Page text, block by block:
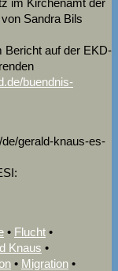
im Kirchenamt der
Sandra Bils
Bericht auf der EKD-
buendnis-
gerald-knaus-es-
• Flucht •
Knaus •
• Migration •